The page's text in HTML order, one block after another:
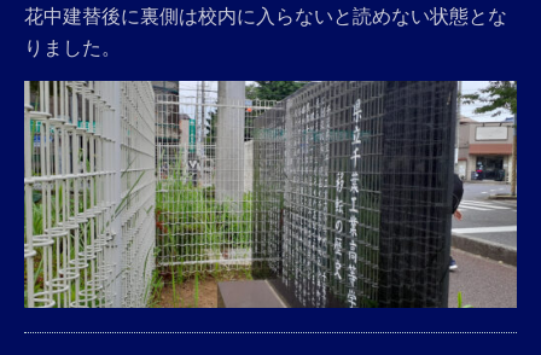
花中建替後に裏側は校内に入らないと読めない状態とな
りました。